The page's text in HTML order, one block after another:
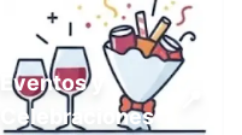
Eventos y
Celebraciones